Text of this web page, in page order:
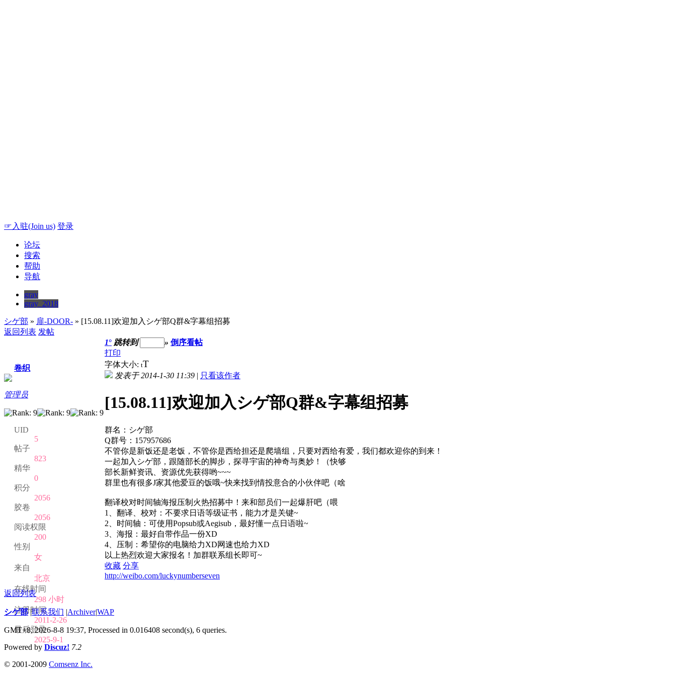
☞入驻(Join us) 登录
论坛
搜索
帮助
导航
gray
gray_2018
シゲ部 » 扉-DOOR- » [15.08.11]欢迎加入シゲ部Q群&字幕组招募
返回列表 发帖
卷织
管理员
UID
5
帖子
823
精华
0
积分
2056
胶卷
2056
阅读权限
200
性别
女
来自
北京
在线时间
298 小时
注册时间
2011-2-26
最后登录
2025-9-1
1° 跳转到 » 倒序看帖
打印
字体大小: tT
发表于 2014-1-30 11:39 | 只看该作者
[15.08.11]欢迎加入シゲ部Q群&字幕组招募
群名：シゲ部
Q群号：157957686
不管你是新饭还是老饭，不管你是西给担还是爬墙组，只要对西给有爱，我们都欢迎你的到来！
一起加入シゲ部，跟随部长的脚步，探寻宇宙的神奇与奥妙！（快够
部长新鲜资讯、资源优先获得哟~~~
群里也有很多J家其他爱豆的饭哦~快来找到情投意合的小伙伴吧（啥
翻译校对时间轴海报压制火热招募中！来和部员们一起爆肝吧（喂
1、翻译、校对：不要求日语等级证书，能力才是关键~
2、时间轴：可使用Popsub或Aegisub，最好懂一点日语啦~
3、海报：最好自带作品一份XD
4、压制：希望你的电脑给力XD网速也给力XD
以上热烈欢迎大家报名！加群联系组长即可~
收藏 分享
http://weibo.com/luckynumberseven
返回列表
シゲ部 |联系我们 |Archiver|WAP
GMT+8, 2026-8-8 19:37, Processed in 0.016408 second(s), 6 queries.
Powered by Discuz! 7.2
© 2001-2009 Comsenz Inc.